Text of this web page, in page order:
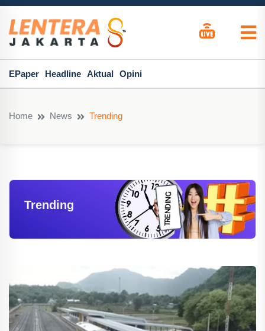
EPaper Headline Aktual Opini
Home News Trending
Trending